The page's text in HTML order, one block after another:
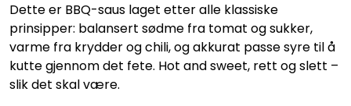
Dette er BBQ-saus laget etter alle klassiske
prinsipper: balansert sødme fra tomat og sukker,
varme fra krydder og chili, og akkurat passe syre til å
kutte gjennom det fete. Hot and sweet, rett og slett –
slik det skal være.